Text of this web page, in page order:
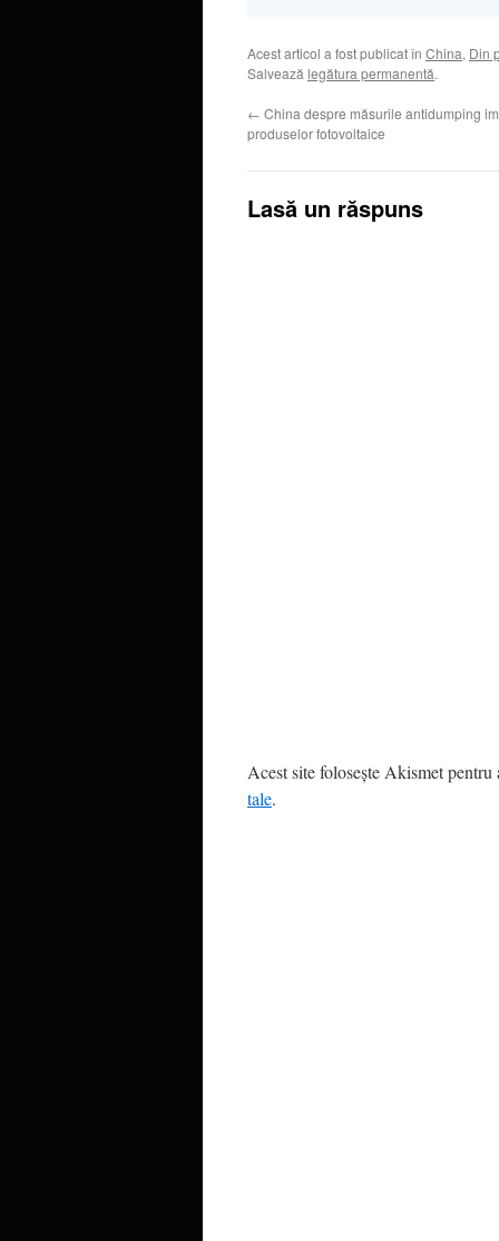
Acest articol a fost publicat în China, Din
Salvează legătura permanentă.
← China despre măsurile antidumping
produselor fotovoltaice
Lasă un răspuns
Acest site folosește Akismet pentru
tale.